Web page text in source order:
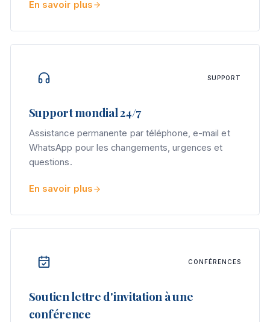
En savoir plus
SUPPORT
Support mondial 24/7
Assistance permanente par téléphone, e-mail et
WhatsApp pour les changements, urgences et
questions.
En savoir plus
CONFÉRENCES
Soutien lettre d'invitation à une
conférence